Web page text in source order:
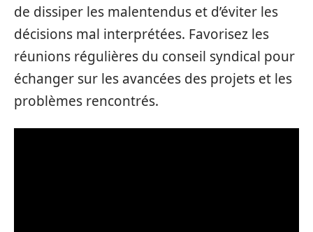
de dissiper les malentendus et d’éviter les
décisions mal interprétées. Favorisez les
réunions régulières du conseil syndical pour
échanger sur les avancées des projets et les
problèmes rencontrés.